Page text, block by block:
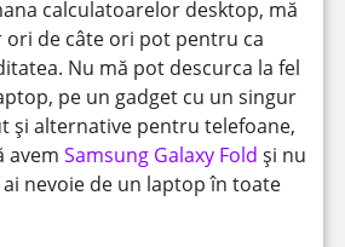
calculatoarelor desktop, mă
ori de câte ori pot pentru ca
Nu mă pot descurca la fel
pe un gadget cu un singur
și alternative pentru telefoane,
avem Samsung Galaxy Fold și nu
nevoie de un laptop în toate